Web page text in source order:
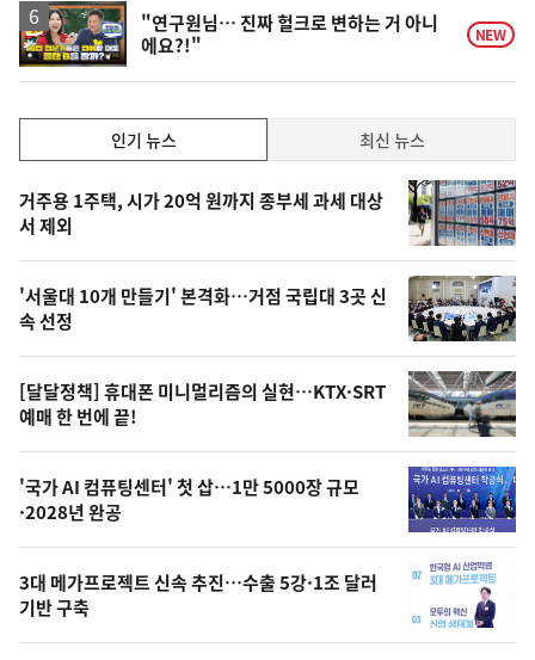
승
영
상
"연구원님… 진짜 헐크로 변하는 거 아니
에요?!"
NEW
기,
최
신,
오
늘
의
영
상
오
늘
의
사
진
인기 뉴스 최신 뉴스
기
뉴
스
거주용 1주택, 시가 20억 원까지 종부세 과세 대상
서 제외
'서울대 10개 만들기' 본격화…거점 국립대 3곳 신
속 선정
[달달정책] 휴대폰 미니멀리즘의 실현…KTX·SRT
예매 한 번에 끝!
'국가 AI 컴퓨팅센터' 첫 삽…1만 5000장 규모
·2028년 완공
3대 메가프로젝트 신속 추진…수출 5강·1조 달러
기반 구축